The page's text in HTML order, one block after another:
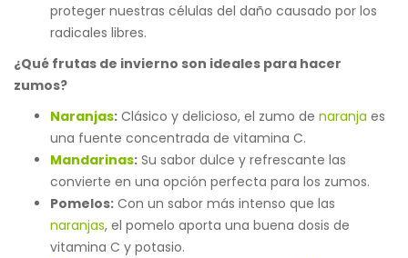
proteger nuestras células del daño causado por los
radicales libres.
¿Qué frutas de invierno son ideales para hacer
zumos?
Naranjas: Clásico y delicioso, el zumo de naranja es
una fuente concentrada de vitamina C.
Mandarinas: Su sabor dulce y refrescante las
convierte en una opción perfecta para los zumos.
Pomelos: Con un sabor más intenso que las
naranjas, el pomelo aporta una buena dosis de
vitamina C y potasio.